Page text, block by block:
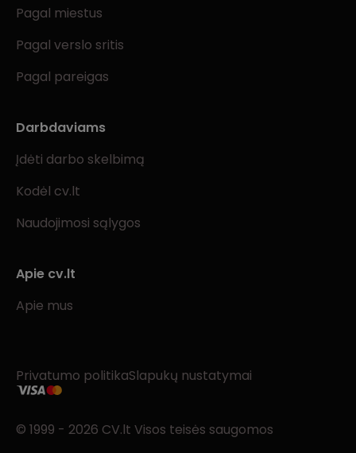
Pagal miestus
Pagal verslo sritis
Pagal pareigas
Darbdaviams
Įdėti darbo skelbimą
Kodėl cv.lt
Naudojimosi sąlygos
Apie cv.lt
Apie mus
Privatumo politikaSlapukų nustatymai
© 1999 - 2026 CV.lt Visos teisės saugomos